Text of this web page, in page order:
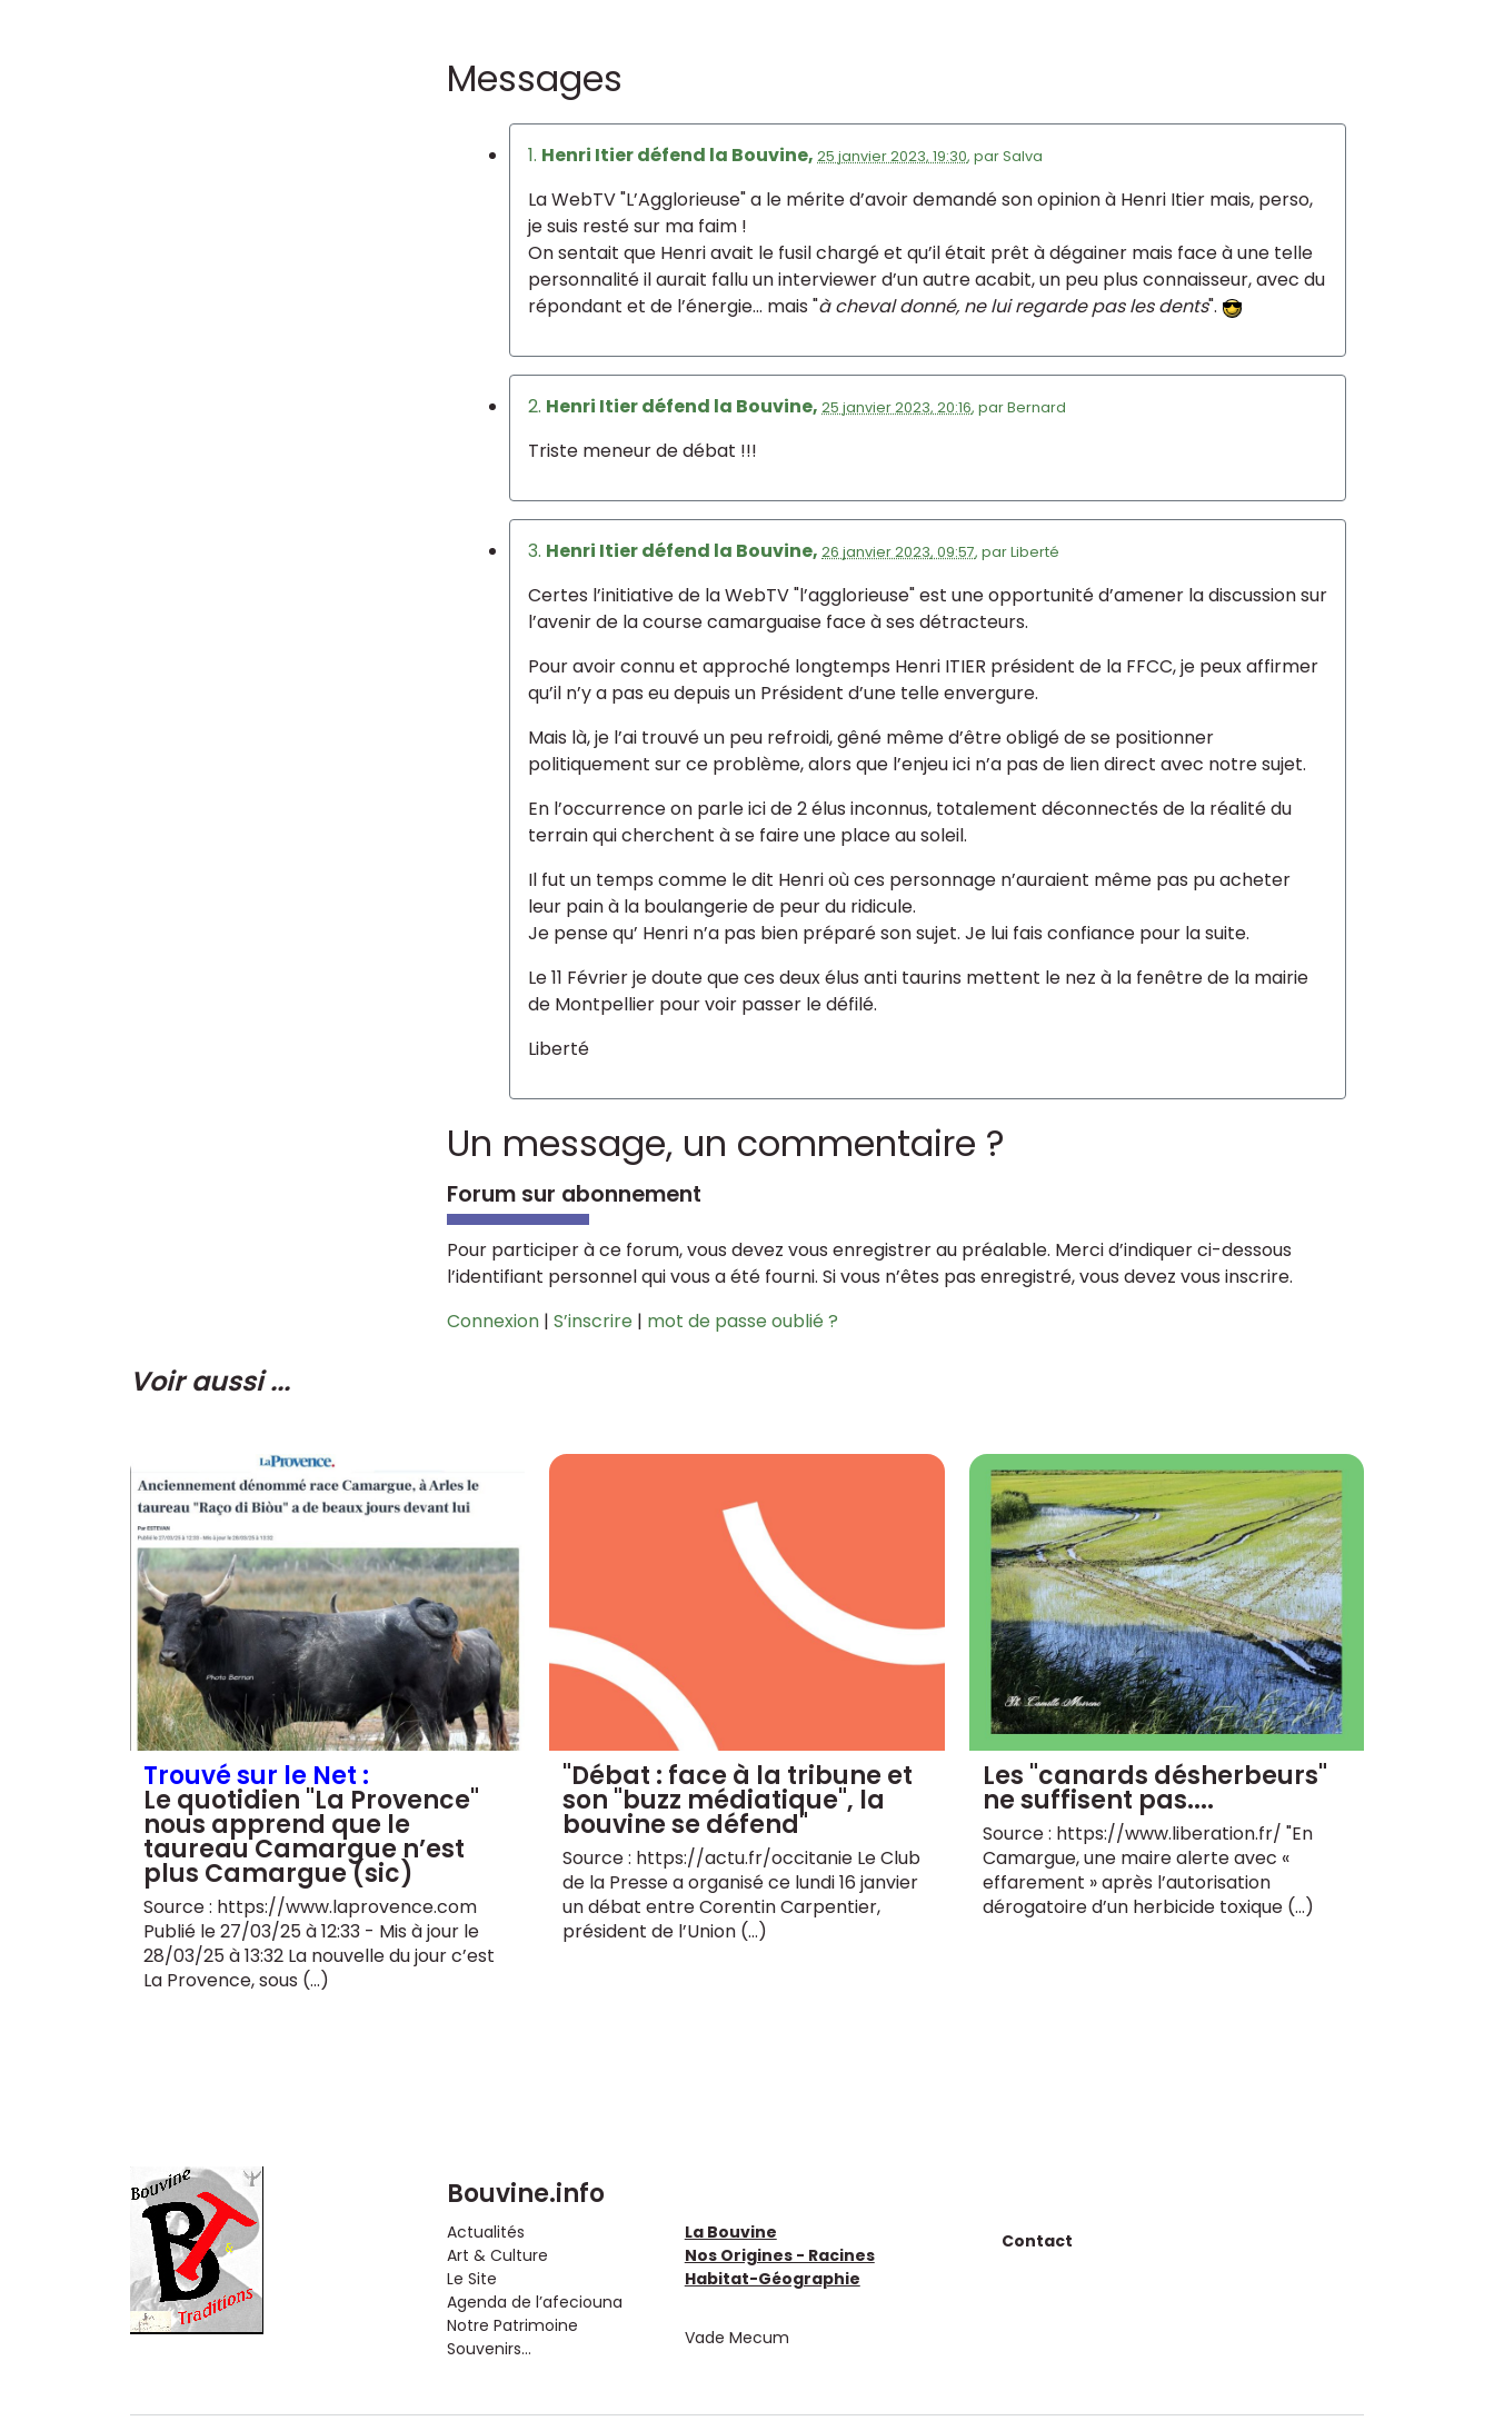
Messages
1. Henri Itier défend la Bouvine, 25 janvier 2023, 19:30, parSalva
La WebTV "L’Agglorieuse" a le mérite d’avoir demandé son opinion à Henri Itier mais, perso,
je suis resté sur ma faim !
On sentait que Henri avait le fusil chargé et qu’il était prêt à dégainer mais face à une telle
personnalité il aurait fallu un interviewer d’un autre acabit, un peu plus connaisseur, avec du
répondant et de l’énergie... mais "à cheval donné, ne lui regarde pas les dents".
2. Henri Itier défend la Bouvine, 25 janvier 2023, 20:16, parBernard
Triste meneur de débat !!!
3. Henri Itier défend la Bouvine, 26 janvier 2023, 09:57, parLiberté
Certes l’initiative de la WebTV "l’agglorieuse" est une opportunité d’amener la discussion sur
l’avenir de la course camarguaise face à ses détracteurs.
Pour avoir connu et approché longtemps Henri ITIER président de la FFCC, je peux affirmer
qu’il n’y a pas eu depuis un Président d’une telle envergure.
Mais là, je l’ai trouvé un peu refroidi, gêné même d’être obligé de se positionner
politiquement sur ce problème, alors que l’enjeu ici n’a pas de lien direct avec notre sujet.
En l’occurrence on parle ici de 2 élus inconnus, totalement déconnectés de la réalité du
terrain qui cherchent à se faire une place au soleil.
Il fut un temps comme le dit Henri où ces personnage n’auraient même pas pu acheter
leur pain à la boulangerie de peur du ridicule.
Je pense qu’ Henri n’a pas bien préparé son sujet. Je lui fais confiance pour la suite.
Le 11 Février je doute que ces deux élus anti taurins mettent le nez à la fenêtre de la mairie
de Montpellier pour voir passer le défilé.
Liberté
Un message, un commentaire ?
Forum sur abonnement
Pour participer à ce forum, vous devez vous enregistrer au préalable. Merci d’indiquer ci-dessous
l’identifiant personnel qui vous a été fourni. Si vous n’êtes pas enregistré, vous devez vous inscrire.
Connexion | S’inscrire | mot de passe oublié ?
Voir aussi ...
Trouvé sur le Net :
Le quotidien "La Provence"
nous apprend que le
taureau Camargue n’est
plus Camargue (sic)
Source : https://www.laprovence.com
Publié le 27/03/25 à 12:33 - Mis à jour le
28/03/25 à 13:32 La nouvelle du jour c’est
La Provence, sous (…)
"Débat : face à la tribune et
son "buzz médiatique", la
bouvine se défend"
Source : https://actu.fr/occitanie Le Club
de la Presse a organisé ce lundi 16 janvier
un débat entre Corentin Carpentier,
président de l’Union (…)
Les "canards désherbeurs"
ne suffisent pas....
Source : https://www.liberation.fr/ "En
Camargue, une maire alerte avec «
effarement » après l’autorisation
dérogatoire d’un herbicide toxique (…)
Bouvine.info
Actualités
Art & Culture
Le Site
Agenda de l’afeciouna
Notre Patrimoine
Souvenirs...
La Bouvine
Nos Origines - Racines
Habitat-Géographie
Vade Mecum
Contact